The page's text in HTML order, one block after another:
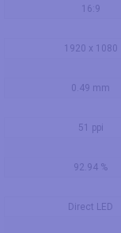
16:9
1920 x 1080
0.49 mm
51 ppi
92.94 %
Direct LED